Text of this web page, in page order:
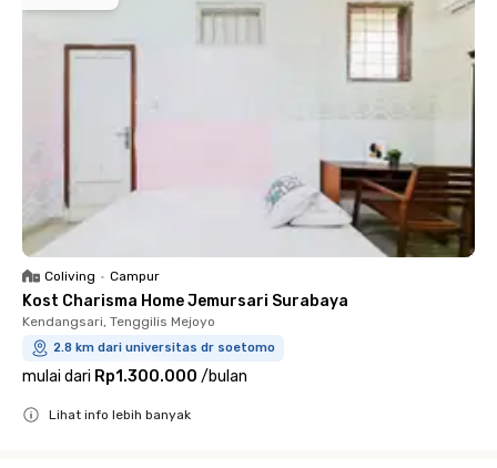
Coliving • Campur
Kost Charisma Home Jemursari Surabaya
Kendangsari, Tenggilis Mejoyo
2.8 km dari universitas dr soetomo
mulai dari Rp1.300.000 /bulan
Lihat info lebih banyak